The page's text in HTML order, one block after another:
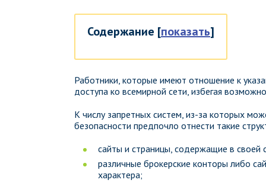
Содержание [показать]
Работники, которые имеют отношение к
доступа ко всемирной сети, избегая
К числу запретных систем, из-за которых
безопасности предпочло отнести такие
сайты и страницы, содержащие в своей
различные брокерские конторы либо
характера;